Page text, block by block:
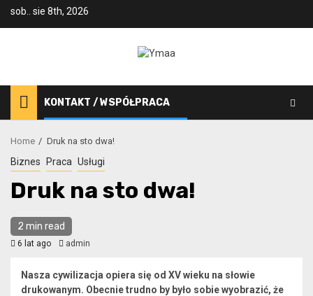
sob.. sie 8th, 2026
KONTAKT / WSPÓŁPRACA
Home Druk na sto dwa!
Biznes Praca Usługi
Druk na sto dwa!
2 min read
6 lat ago admin
Nasza cywilizacja opiera się od XV wieku na słowie
drukowanym. Obecnie trudno by było sobie wyobrazić, że